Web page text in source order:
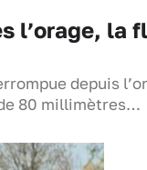
l’orage, la
depuis
80 millimètres…